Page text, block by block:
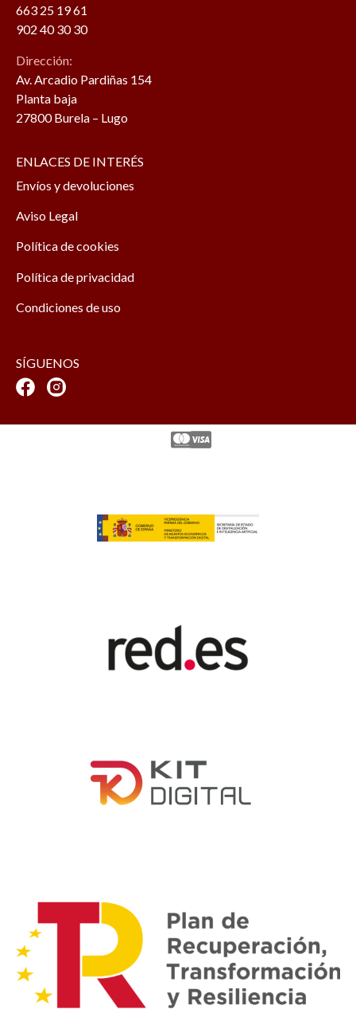
663 25 19 61
902 40 30 30
Dirección:
Av. Arcadio Pardiñas 154
Planta baja
27800 Burela – Lugo
ENLACES DE INTERÉS
Envíos y devoluciones
Aviso Legal
Política de cookies
Política de privacidad
Condiciones de uso
SÍGUENOS